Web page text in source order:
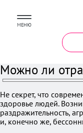
МЕНЮ
Можно ли
Не секрет, что
здоровье людей.
раздражительность,
и, конечно же,